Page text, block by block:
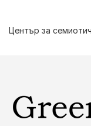
Център за